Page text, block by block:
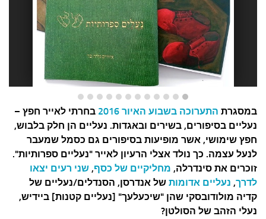
עצות סבתא
סבתא מספרת
נווה הבלוגים
קשר משפחתי
פינת הנכד
כתבו אלינו
במסגרת התערוכה בשבוע האיור 2016
בחרתי לאייר חפץ –
נעליים בסיפורים, בשירים ובאגדות. נעליים הן חלק בלבוש,
חפץ שימושי, אשר מופיעות בסיפורים גם כסמל שמעבר
לנעל עצמה. כך נולד אצלי הרעיון לאייר "נעליים ספרותיות".
זוכרים את סינדרלה, מחליקיים של כסף, שני רעים יצאו
לדרך, נעליים אדומות של אנדרסן, הסנדלים/נעליים של
קדיה מולודובסקי שהן "שיכעלעך" [נעליים קטנות] ביידיש,
נעלי הזהב של הסולטן?